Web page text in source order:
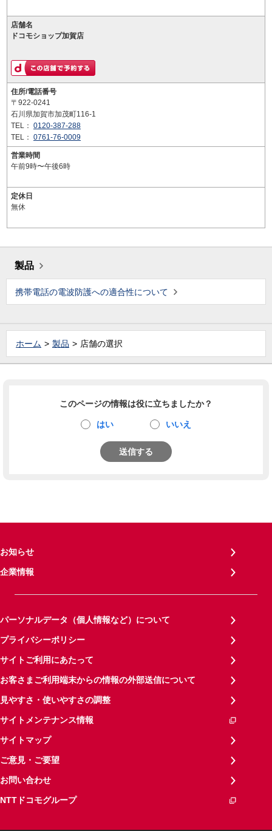
店舗名
ドコモショップ加賀店
住所/電話番号
〒922-0241
石川県加賀市加茂町116-1
TEL： 0120-387-288
TEL： 0761-76-0009
営業時間
午前9時〜午後6時
定休日
無休
製品
携帯電話の電波防護への適合性について
ホーム 製品 店舗の選択
このページの情報は役に立ちましたか？
はい いいえ
送信する
お知らせ
企業情報
パーソナルデータ（個人情報など）について
プライバシーポリシー
サイトご利用にあたって
お客さまご利用端末からの情報の外部送信について
見やすさ・使いやすさの調整
サイトメンテナンス情報
サイトマップ
ご意見・ご要望
お問い合わせ
NTTドコモグループ